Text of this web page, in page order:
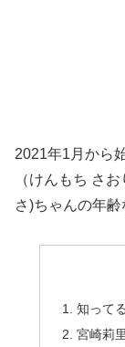
2021年1月から
（けんもち さ
さ)ちゃんの年
知って
宮崎莉